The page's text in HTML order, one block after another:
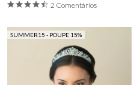
2 Comentários
SUMMER15 - POUPE 15%